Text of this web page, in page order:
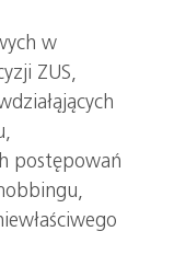
w
ZUS,
postępowań